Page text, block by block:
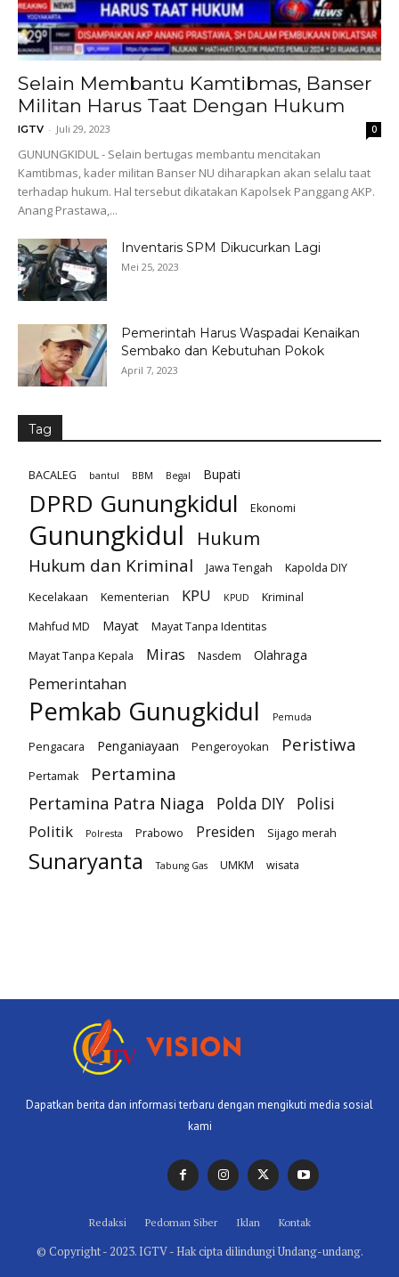
Selain Membantu Kamtibmas, Banser
Militan Harus Taat Dengan Hukum
IGTV - Juli 29, 2023 0
GUNUNGKIDUL - Selain bertugas membantu mencitakan
Kamtibmas, kader militan Banser NU diharapkan akan selalu taat
terhadap hukum. Hal tersebut dikatakan Kapolsek Panggang AKP.
Anang Prastawa,...
Inventaris SPM Dikucurkan Lagi
Mei 25, 2023
Pemerintah Harus Waspadai Kenaikan
Sembako dan Kebutuhan Pokok
April 7, 2023
Tag
BACALEG bantul BBM Begal Bupati
DPRD Gunungkidul Ekonomi
Gunungkidul Hukum
Hukum dan Kriminal Jawa Tengah
Kapolda DIY
Kecelakaan
Kementerian KPU KPUD
Kriminal
Mahfud MD
Mayat
Mayat Tanpa Identitas
Mayat Tanpa Kepala
Miras Nasdem Olahraga
Pemerintahan
Pemkab Gunugkidul Pemuda
Pengacara Penganiayaan Pengeroyokan Peristiwa
Pertamak Pertamina
Pertamina Patra Niaga Polda DIY
Polisi
Politik
Polresta Prabowo Presiden Sijago merah
Sunaryanta Tabung Gas UMKM wisata
Dapatkan berita dan informasi terbaru dengan mengikuti media sosial
kami
Redaksi Pedoman Siber Iklan Kontak
© Copyright - 2023. IGTV - Hak cipta dilindungi Undang-undang.